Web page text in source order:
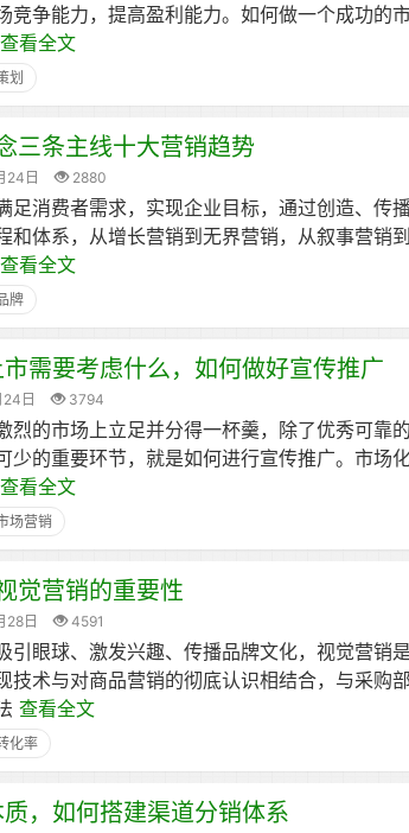
竞争能力，提高盈利能力。如何做一个成功的
查看全文
划
三条主线十大营销趋势
24日 2880
足消费者需求，实现企业目标，通过创造、传
和体系，从增长营销到无界营销，从叙事营销
查看全文
牌
需要考虑什么，如何做好宣传推广
日 3794
烈的市场上立足并分得一杯羹，除了优秀可靠
少的重要环节，就是如何进行宣传推广。市场
查看全文
场营销
觉营销的重要性
28日 4591
引眼球、激发兴趣、传播品牌文化，视觉营销
技术与对商品营销的彻底认识相结合，与采购
查看全文
化率
，如何搭建渠道分销体系